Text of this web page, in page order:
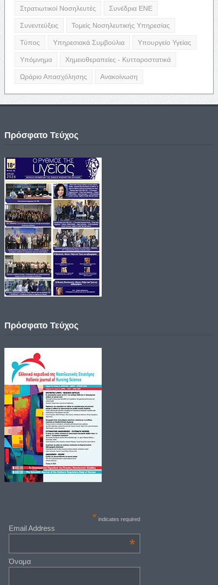
Στρατιωτικοί Νοσηλευτές Συνέδρια ΕΝΕ
Συνεντεύξεις Τομείς Νοσηλευτικής Υπηρεσίας
Τύπος Υπηρεσιακά Συμβούλια Υπουργείο Υγείας
Υπόμνημα Χημειοθεραπείες - Κυτταροστατικά
Ωράριο Απασχόλησης Ανακοίνωση
Πρόσφατο Τεύχος
Πρόσφατο Τεύχος
* indicates required
Email Address
*
Όνομα